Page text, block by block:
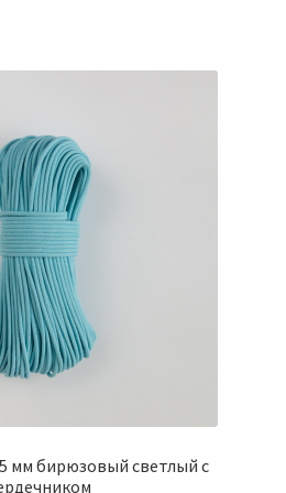
выбрать
на
странице
товара.
мм бирюзовый светлый с